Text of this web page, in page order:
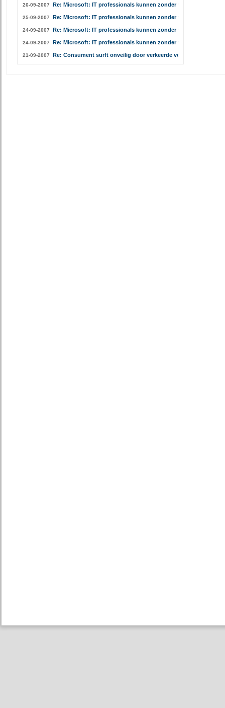
26-09-2007 Re: Microsoft: IT professionals kunnen zonder virusscanner
25-09-2007 Re: Microsoft: IT professionals kunnen zonder virusscanner
24-09-2007 Re: Microsoft: IT professionals kunnen zonder virusscanner
24-09-2007 Re: Microsoft: IT professionals kunnen zonder virusscanner
21-09-2007 Re: Consument surft onveilig door verkeerde voorlichting